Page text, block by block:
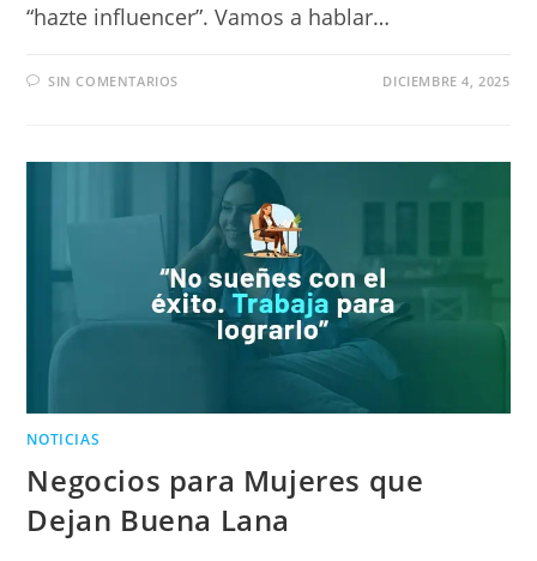
“hazte influencer”. Vamos a hablar…
SIN COMENTARIOS DICIEMBRE 4, 2025
NOTICIAS
Negocios para Mujeres que
Dejan Buena Lana